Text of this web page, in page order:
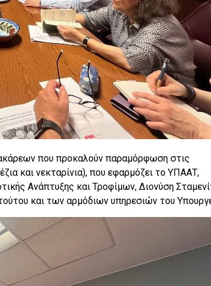
που προκαλούν παραμόρφωση στις
και νεκταρίνια), που εφαρμόζει το ΥΠΑΑΤ,
Ανάπτυξης και Τροφίμων, Διονύση
και των αρμόδιων υπηρεσιών του